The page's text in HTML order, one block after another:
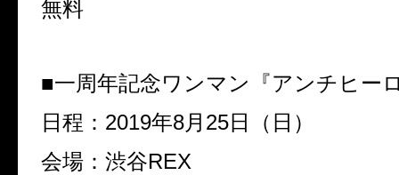
無料
■一周年記念ワンマン『アンチヒー
日程： 2019年8月 25日（日）
会場：渋谷REX